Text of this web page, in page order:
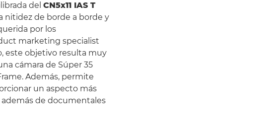
del CN5x11 IAS T
nitidez de borde a borde y
por los
marketing specialist
este objetivo resulta muy
cámara de Súper 35
Además, permite
un aspecto más
de documentales